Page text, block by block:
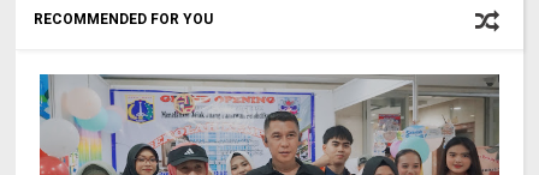
RECOMMENDED FOR YOU